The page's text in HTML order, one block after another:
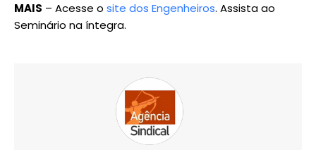
MAIS – Acesse o site dos Engenheiros. Assista ao
Seminário na íntegra.